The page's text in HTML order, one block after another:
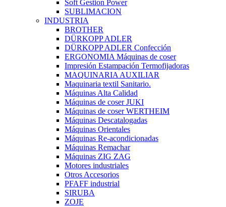
Soft Gestion Power
SUBLIMACION
INDUSTRIA
BROTHER
DÜRKOPP ADLER
DÜRKOPP ADLER Confección
ERGONOMIA Máquinas de coser
Impresión Estampación Termofijadoras
MAQUINARIA AUXILIAR
Maquinaria textil Sanitario.
Máquinas Alta Calidad
Máquinas de coser JUKI
Máquinas de coser WERTHEIM
Máquinas Descatalogadas
Máquinas Orientales
Máquinas Re-acondicionadas
Máquinas Remachar
Máquinas ZIG ZAG
Motores industriales
Otros Accesorios
PFAFF industrial
SIRUBA
ZOJE